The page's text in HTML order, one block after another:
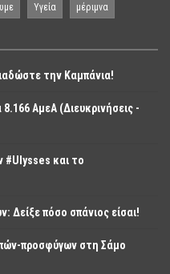
Υγεία μέριμνα
την Καμπάνια!
ΑμεΑ (Διευκρινήσεις -
#Ulysses και το
Δείξε πόσο σπάνιος είσαι!
προσφύγων στη Σάμο